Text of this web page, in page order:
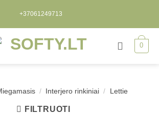
+37061249713
0
/ Interjero rinkiniai / Lettie
FILTRUOTI